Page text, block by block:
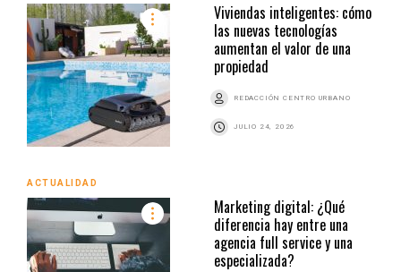
Viviendas inteligentes: cómo
las nuevas tecnologías
aumentan el valor de una
propiedad
REDACCIÓN CENTRO URBANO
JULIO 24, 2026
ACTUALIDAD
Marketing digital: ¿Qué
diferencia hay entre una
agencia full service y una
especializada?